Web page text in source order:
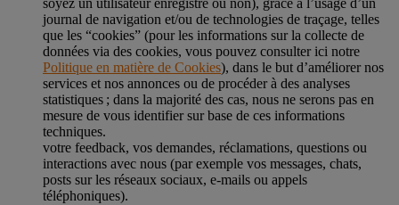
soyez un utilisateur enregistré ou non), grâce à l’usage d’un
journal de navigation et/ou de technologies de traçage, telles
que les “cookies” (pour les informations sur la collecte de
données via des cookies, vous pouvez consulter ici notre
Politique en matière de Cookies), dans le but d’améliorer nos
services et nos annonces ou de procéder à des analyses
statistiques ; dans la majorité des cas, nous ne serons pas en
mesure de vous identifier sur base de ces informations
techniques.
votre feedback, vos demandes, réclamations, questions ou
interactions avec nous (par exemple vos messages, chats,
posts sur les réseaux sociaux, e-mails ou appels
téléphoniques).